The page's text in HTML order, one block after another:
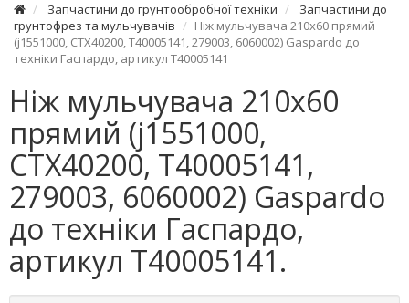
Запчастини до грунтообробної техніки
Запчастини до
грунтофрез та мульчувачів
Ніж мульчувача 210х60 прямий
(j1551000, CTX40200, T40005141, 279003, 6060002) Gaspardo до
техніки Гаспардо, артикул T40005141
Ніж мульчувача 210х60
прямий (j1551000,
CTX40200, T40005141,
279003, 6060002) Gaspardo
до техніки Гаспардо,
артикул T40005141.